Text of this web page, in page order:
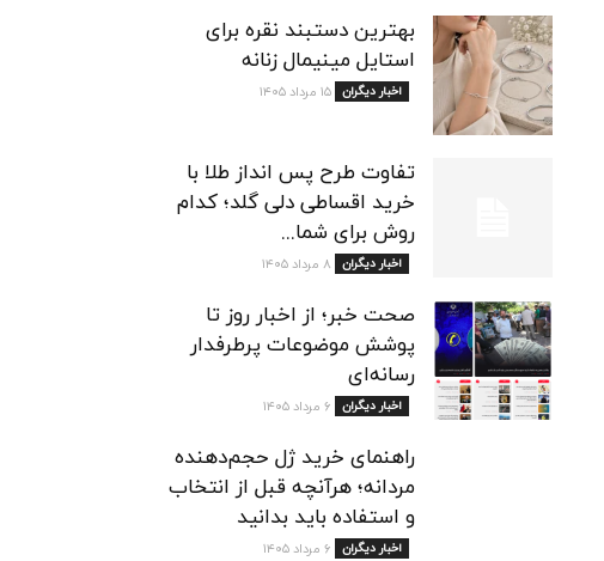
بهترین دستبند نقره برای
استایل مینیمال زنانه
اخبار دیگران ۱۵ مرداد ۱۴۰۵
تفاوت طرح پس انداز طلا با
خرید اقساطی دلی گلد؛ کدام
روش برای شما...
اخبار دیگران ۸ مرداد ۱۴۰۵
صحت خبر؛ از اخبار روز تا
پوشش موضوعات پرطرفدار
رسانه‌ای
اخبار دیگران ۶ مرداد ۱۴۰۵
راهنمای خرید ژل حجم‌دهنده
مردانه؛ هرآنچه قبل از انتخاب
و استفاده باید بدانید
اخبار دیگران ۶ مرداد ۱۴۰۵